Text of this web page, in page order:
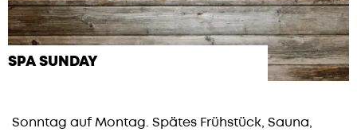
SPA SUNDAY
Sonntag auf Montag. Spätes Frühstück, Sauna,